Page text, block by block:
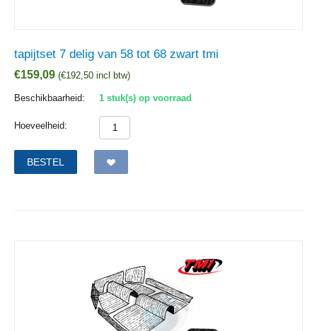
tapijtset 7 delig van 58 tot 68 zwart tmi
€159,09 (€192,50 incl btw)
Beschikbaarheid: 1 stuk(s) op voorraad
Hoeveelheid:
BESTEL